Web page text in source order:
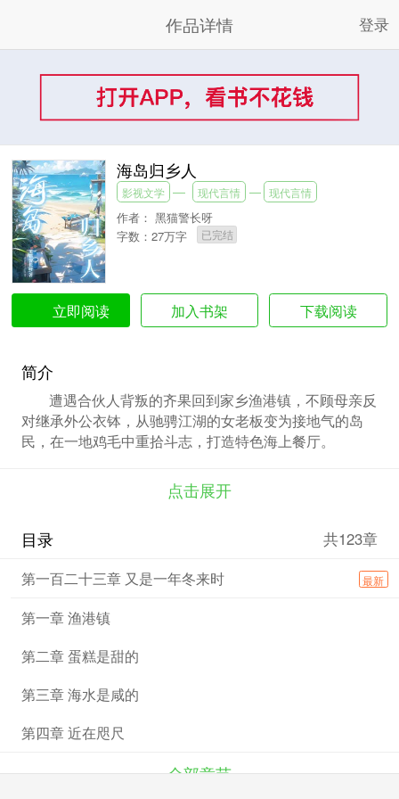
作品详情 登录
海岛归乡人
影视文学 现代言情 现代言情
作者： 黑猫警长呀
字数：27万字
已完结
立即阅读 加入书架 下载阅读
简介
遭遇合伙人背叛的齐果回到家乡渔港镇，不顾母亲反
对继承外公衣钵，从驰骋江湖的女老板变为接地气的岛
民，在一地鸡毛中重拾斗志，打造特色海上餐厅。
点击展开
目录 共123章
第一百二十三章 又是一年冬来时 最新
第一章 渔港镇
第二章 蛋糕是甜的
第三章 海水是咸的
第四章 近在咫尺
全部章节